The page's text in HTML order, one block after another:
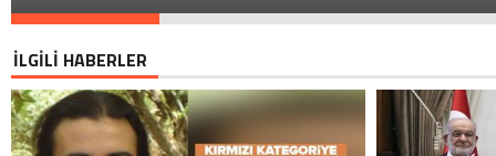
İLGİLİ HABERLER